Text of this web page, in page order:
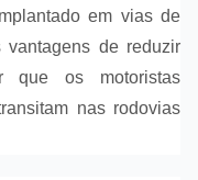
em vias de
de reduzir
que os motoristas
nas rodovias